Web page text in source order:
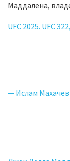
Маддалена,
UFC 2025. UFC
— Ислам Махачев